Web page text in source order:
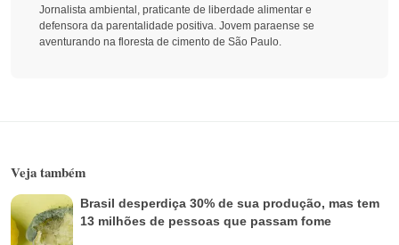
Jornalista ambiental, praticante de liberdade alimentar e
defensora da parentalidade positiva. Jovem paraense se
aventurando na floresta de cimento de São Paulo.
Veja também
Brasil desperdiça 30% de sua produção, mas tem
13 milhões de pessoas que passam fome